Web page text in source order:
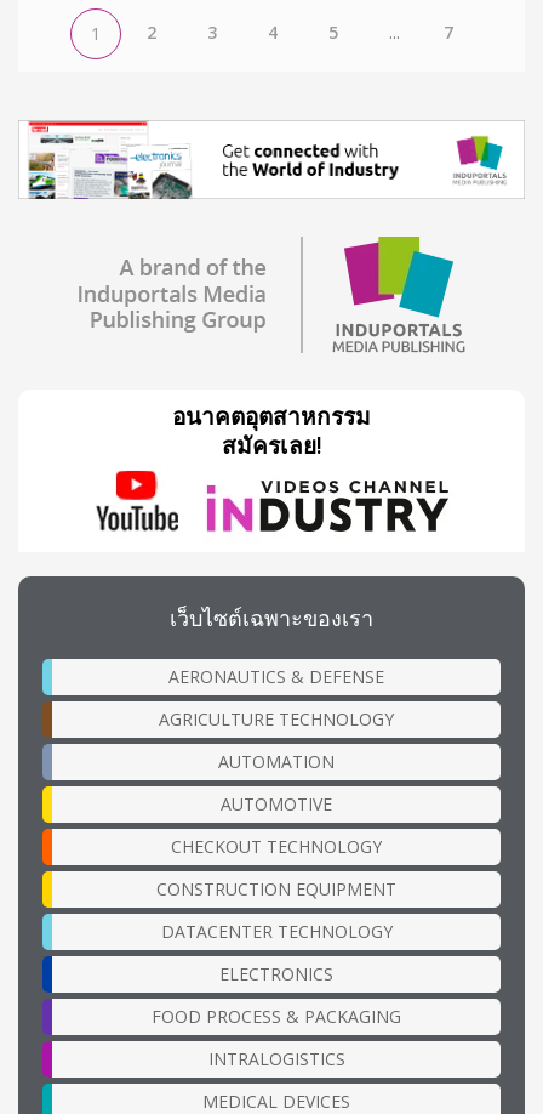
1 2 3 4 5 ... 7
อนาคตอุตสาหกรรม
สมัครเลย!
เว็บไซต์เฉพาะของเรา
AERONAUTICS & DEFENSE
AGRICULTURE TECHNOLOGY
AUTOMATION
AUTOMOTIVE
CHECKOUT TECHNOLOGY
CONSTRUCTION EQUIPMENT
DATACENTER TECHNOLOGY
ELECTRONICS
FOOD PROCESS & PACKAGING
INTRALOGISTICS
MEDICAL DEVICES